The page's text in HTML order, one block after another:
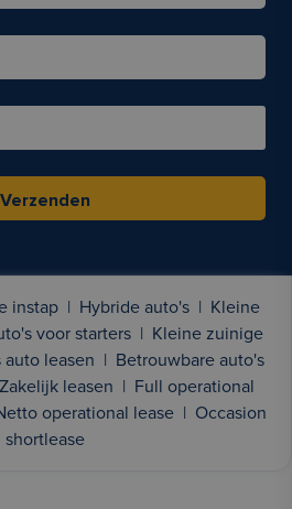
Verzenden
instap Hybride auto's
Kleine
voor starters
Kleine zuinige
auto leasen
Betrouwbare auto's
Zakelijk leasen
Full operational
operational lease
Occasion
shortlease